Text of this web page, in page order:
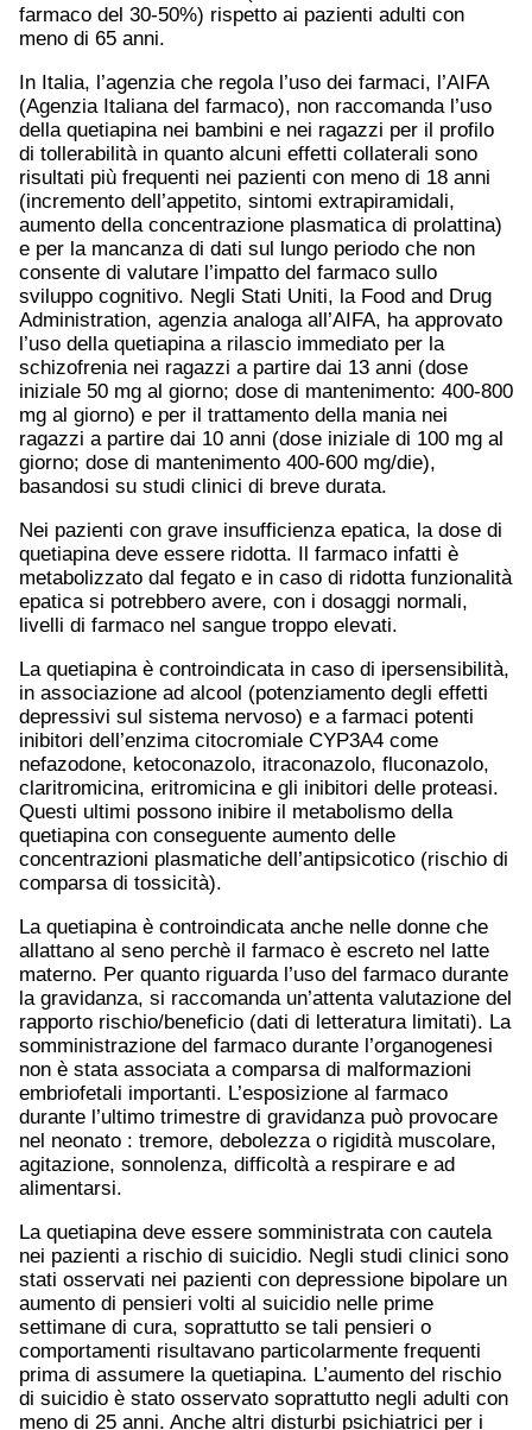
farmaco del 30-50%) rispetto ai pazienti adulti con
meno di 65 anni.
In Italia, l’agenzia che regola l’uso dei farmaci, l’AIFA
(Agenzia Italiana del farmaco), non raccomanda l’uso
della quetiapina nei bambini e nei ragazzi per il profilo
di tollerabilità in quanto alcuni effetti collaterali sono
risultati più frequenti nei pazienti con meno di 18 anni
(incremento dell’appetito, sintomi extrapiramidali,
aumento della concentrazione plasmatica di prolattina)
e per la mancanza di dati sul lungo periodo che non
consente di valutare l’impatto del farmaco sullo
sviluppo cognitivo. Negli Stati Uniti, la Food and Drug
Administration, agenzia analoga all’AIFA, ha approvato
l’uso della quetiapina a rilascio immediato per la
schizofrenia nei ragazzi a partire dai 13 anni (dose
iniziale 50 mg al giorno; dose di mantenimento: 400-800
mg al giorno) e per il trattamento della mania nei
ragazzi a partire dai 10 anni (dose iniziale di 100 mg al
giorno; dose di mantenimento 400-600 mg/die),
basandosi su studi clinici di breve durata.
Nei pazienti con grave insufficienza epatica, la dose di
quetiapina deve essere ridotta. Il farmaco infatti è
metabolizzato dal fegato e in caso di ridotta funzionalità
epatica si potrebbero avere, con i dosaggi normali,
livelli di farmaco nel sangue troppo elevati.
La quetiapina è controindicata in caso di ipersensibilità,
in associazione ad alcool (potenziamento degli effetti
depressivi sul sistema nervoso) e a farmaci potenti
inibitori dell’enzima citocromiale CYP3A4 come
nefazodone, ketoconazolo, itraconazolo, fluconazolo,
claritromicina, eritromicina e gli inibitori delle proteasi.
Questi ultimi possono inibire il metabolismo della
quetiapina con conseguente aumento delle
concentrazioni plasmatiche dell’antipsicotico (rischio di
comparsa di tossicità).
La quetiapina è controindicata anche nelle donne che
allattano al seno perchè il farmaco è escreto nel latte
materno. Per quanto riguarda l’uso del farmaco durante
la gravidanza, si raccomanda un’attenta valutazione del
rapporto rischio/beneficio (dati di letteratura limitati). La
somministrazione del farmaco durante l’organogenesi
non è stata associata a comparsa di malformazioni
embriofetali importanti. L’esposizione al farmaco
durante l’ultimo trimestre di gravidanza può provocare
nel neonato : tremore, debolezza o rigidità muscolare,
agitazione, sonnolenza, difficoltà a respirare e ad
alimentarsi.
La quetiapina deve essere somministrata con cautela
nei pazienti a rischio di suicidio. Negli studi clinici sono
stati osservati nei pazienti con depressione bipolare un
aumento di pensieri volti al suicidio nelle prime
settimane di cura, soprattutto se tali pensieri o
comportamenti risultavano particolarmente frequenti
prima di assumere la quetiapina. L’aumento del rischio
di suicidio è stato osservato soprattutto negli adulti con
meno di 25 anni. Anche altri disturbi psichiatrici per i